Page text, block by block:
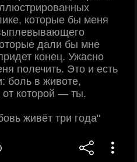
которые бы меня
дали бы мне
конец. Ужасно
полечить. Это и есть
боль в животе,
от которой — ты.
живёт три года"